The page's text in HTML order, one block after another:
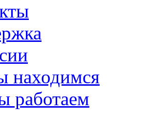
находимся
работаем